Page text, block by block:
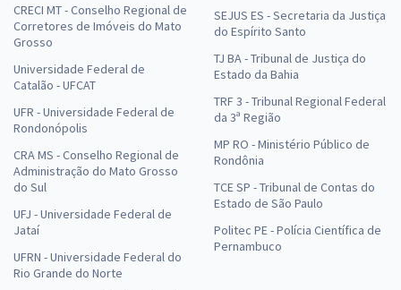
CRECI MT - Conselho Regional de
Corretores de Imóveis do Mato
Grosso
Universidade Federal de
Catalão - UFCAT
UFR - Universidade Federal de
Rondonópolis
CRA MS - Conselho Regional de
Administração do Mato Grosso
do Sul
UFJ - Universidade Federal de
Jataí
UFRN - Universidade Federal do
Rio Grande do Norte
SEJUS ES - Secretaria da Justiça
do Espírito Santo
TJ BA - Tribunal de Justiça do
Estado da Bahia
TRF 3 - Tribunal Regional Federal
da 3ª Região
MP RO - Ministério Público de
Rondônia
TCE SP - Tribunal de Contas do
Estado de São Paulo
Politec PE - Polícia Científica de
Pernambuco